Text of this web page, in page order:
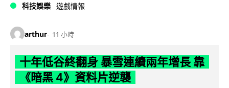
科技娛樂 遊戲情報
arthur 11 小時
十年低谷終翻身 暴雪連續兩年增長 靠
《暗黑 4》資料片逆襲